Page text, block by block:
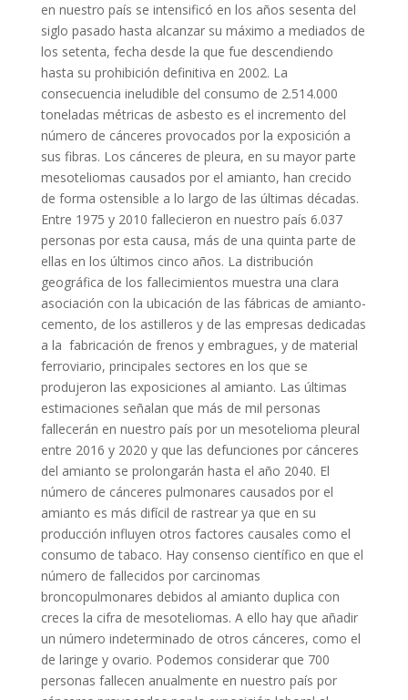
en nuestro país se intensificó en los años sesenta del
siglo pasado hasta alcanzar su máximo a mediados de
los setenta, fecha desde la que fue descendiendo
hasta su prohibición definitiva en 2002. La
consecuencia ineludible del consumo de 2.514.000
toneladas métricas de asbesto es el incremento del
número de cánceres provocados por la exposición a
sus fibras. Los cánceres de pleura, en su mayor parte
mesoteliomas causados por el amianto, han crecido
de forma ostensible a lo largo de las últimas décadas.
Entre 1975 y 2010 fallecieron en nuestro país 6.037
personas por esta causa, más de una quinta parte de
ellas en los últimos cinco años. La distribución
geográfica de los fallecimientos muestra una clara
asociación con la ubicación de las fábricas de amianto-
cemento, de los astilleros y de las empresas dedicadas
a la fabricación de frenos y embragues, y de material
ferroviario, principales sectores en los que se
produjeron las exposiciones al amianto. Las últimas
estimaciones señalan que más de mil personas
fallecerán en nuestro país por un mesotelioma pleural
entre 2016 y 2020 y que las defunciones por cánceres
del amianto se prolongarán hasta el año 2040. El
número de cánceres pulmonares causados por el
amianto es más difícil de rastrear ya que en su
producción influyen otros factores causales como el
consumo de tabaco. Hay consenso científico en que el
número de fallecidos por carcinomas
broncopulmonares debidos al amianto duplica con
creces la cifra de mesoteliomas. A ello hay que añadir
un número indeterminado de otros cánceres, como el
de laringe y ovario. Podemos considerar que 700
personas fallecen anualmente en nuestro país por